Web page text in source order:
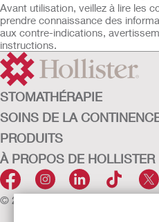
Avant utilisation, veillez à lire les
prendre connaissance des
aux contre-indications,
instructions.
STOMATHÉRAPIE
SOINS DE LA
PRODUITS
À PROPOS DE HOLLISTER
© 2026 Hollister Incorporated